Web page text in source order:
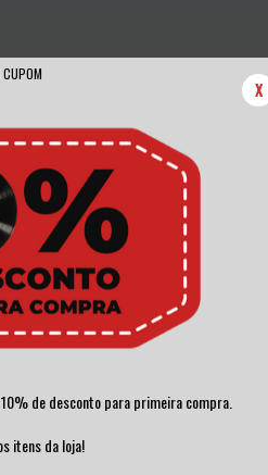
CUPOM
X
de desconto para primeira compra.
itens da loja!